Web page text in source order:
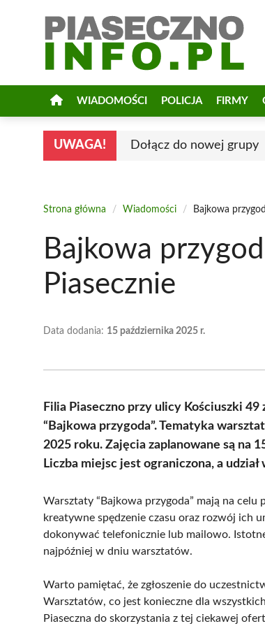
WIADOMOŚCI POLICJA FIRMY
UWAGA! Dołącz do nowej grupy
Strona główna / Wiadomości / Bajkowa
Bajkowa
Piasecznie
Data dodania: 15 października 2025 r.
Filia Piaseczno przy ulicy Kościuszki
“Bajkowa przygoda”. Tematyka
2025 roku. Zajęcia zaplanowane są na
Liczba miejsc jest ograniczona, a
Warsztaty “Bajkowa przygoda” mają na
kreatywne spędzenie czasu oraz rozwój ich
dokonywać telefonicznie lub mailowo.
najpóźniej w dniu warsztatów.
Warto pamiętać, że zgłoszenie do
Warsztatów, co jest konieczne dla
Piaseczna do skorzystania z tej ciekawej